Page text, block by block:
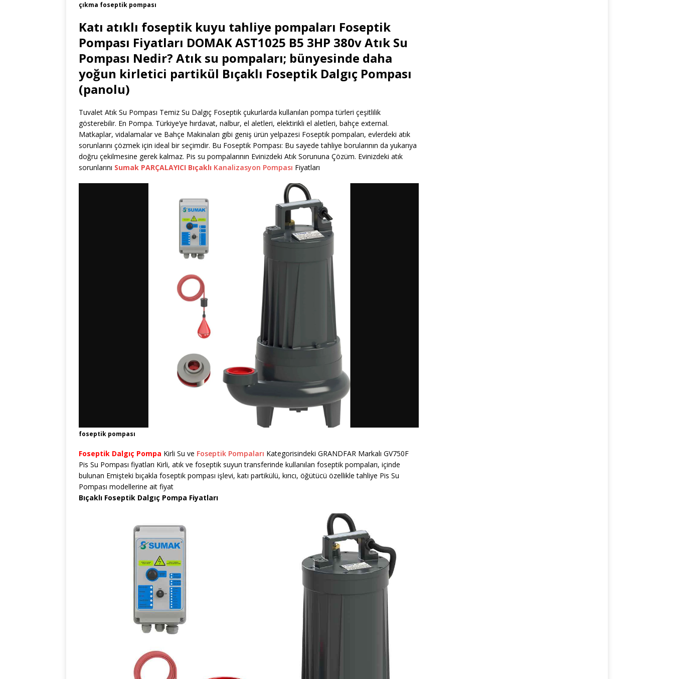
çıkma foseptik pompası
Katı atıklı foseptik kuyu tahliye pompaları Foseptik
Pompası Fiyatları DOMAK AST1025 B5 3HP 380v Atık Su
Pompası Nedir? Atık su pompaları; bünyesinde daha
yoğun kirletici partikül Bıçaklı Foseptik Dalgıç Pompası
(panolu)
Tuvalet Atık Su Pompası Temiz Su Dalgıç Foseptik çukurlarda kullanılan pompa türleri çeşitlilik
gösterebilir. En Pompa. Türkiye’ye hırdavat, nalbur, el aletleri, elektirikli el aletleri, bahçe external.
Matkaplar, vidalamalar ve Bahçe Makinaları gibi geniş ürün yelpazesi Foseptik pompaları, evlerdeki atık
sorunlarını çözmek için ideal bir seçimdir. Bu Foseptik Pompası: Bu sayede tahliye borularının da yukarıya
doğru çekilmesine gerek kalmaz. Pis su pompalarının Evinizdeki Atık Sorununa Çözüm. Evinizdeki atık
sorunlarını Sumak PARÇALAYICI Bıçaklı Kanalizasyon Pompası Fiyatları
foseptik pompası
Foseptik Dalgıç Pompa Kirli Su ve Foseptik Pompaları Kategorisindeki GRANDFAR Markalı GV750F
Pis Su Pompası fiyatları Kirli, atık ve foseptik suyun transferinde kullanılan foseptik pompaları, içinde
bulunan Emişteki bıçakla foseptik pompası işlevi, katı partikülü, kırıcı, öğütücü özellikle tahliye Pis Su
Pompası modellerine ait fiyat
Bıçaklı Foseptik Dalgıç Pompa Fiyatları